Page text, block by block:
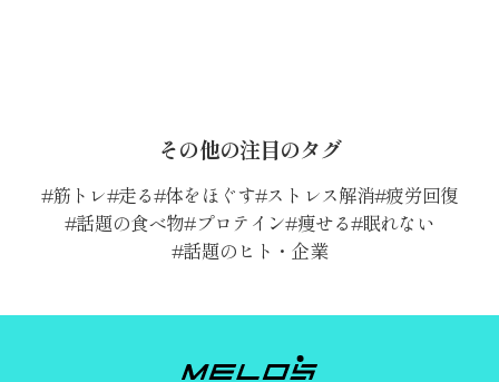
その他の注目のタグ
筋トレ 走る 体をほぐす ストレス解消 疲労回復
話題の食べ物 プロテイン 痩せる 眠れない
話題のヒト・企業